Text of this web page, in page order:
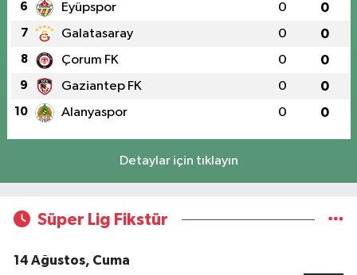
6 Eyüpspor 0 0
7 Galatasaray 0 0
8 Çorum FK 0 0
9 Gaziantep FK 0 0
10 Alanyaspor 0 0
Detaylar için tıklayın
Süper Lig Fikstür
14 Ağustos, Cuma